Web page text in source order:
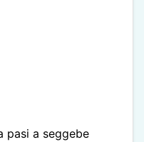
pasi a seggebe